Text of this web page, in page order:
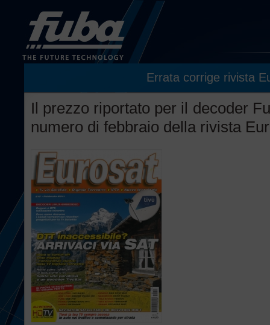
Errata corrige rivista
Il prezzo riportato per il decoder
numero di febbraio della rivista